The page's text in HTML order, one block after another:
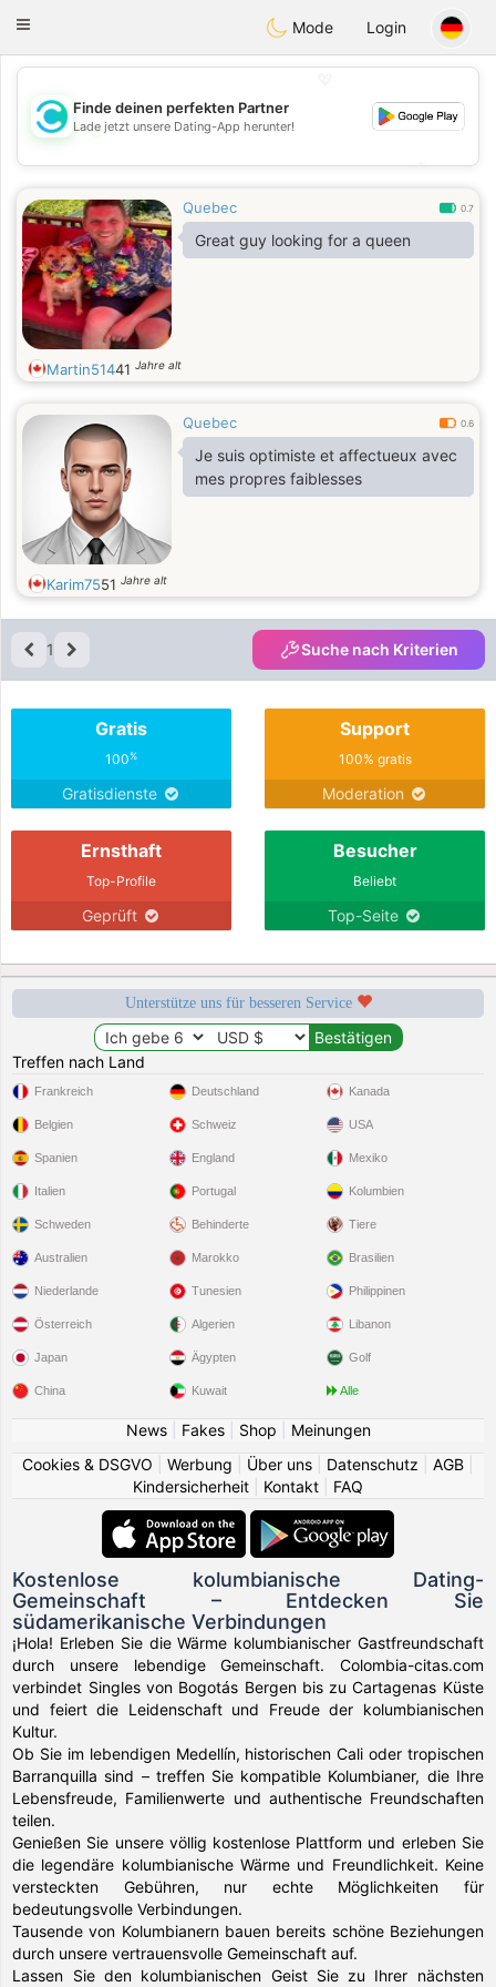
olombiaCitas
Toggle
Mode Login
💖
💕
Finde deinen perfekten Partner
Lade jetzt unsere Dating-App herunter!
Quebec 0.7
Great guy looking for a queen
Martin51441 Jahre alt
Quebec 0.6
Je suis optimiste et affectueux avec
mes propres faiblesses
Karim7551 Jahre alt
1 Suche nach Kriterien
Gratis
100%
Gratisdienste
Support
100% gratis
Moderation
Ernsthaft
Top-Profile
Geprüft
Besucher
Beliebt
Top-Seite
Unterstütze uns für besseren Service
Treffen nach Land
Frankreich
Belgien
Spanien
Italien
Schweden
Deutschland
Schweiz
England
Portugal
Behinderte
Kanada
USA
Mexiko
Kolumbien
Tiere
Australien
Niederlande
Österreich
Japan
China
Marokko
Tunesien
Algerien
Ägypten
Kuwait
Brasilien
Philippinen
Libanon
Golf
Alle
News| Fakes| Shop
Meinungen
Cookies & DSGVO
Werbung Über uns Datenschutz AGB
Kindersicherheit
Kontakt FAQ
Kostenlose kolumbianische Dating-
Gemeinschaft – Entdecken Sie
südamerikanische Verbindungen
¡Hola! Erleben Sie die Wärme kolumbianischer Gastfreundschaft
durch unsere lebendige Gemeinschaft. Colombia-citas.com
verbindet Singles von Bogotás Bergen bis zu Cartagenas Küste
und feiert die Leidenschaft und Freude der kolumbianischen
Kultur.
Ob Sie im lebendigen Medellín, historischen Cali oder tropischen
Barranquilla sind – treffen Sie kompatible Kolumbianer, die Ihre
Lebensfreude, Familienwerte und authentische Freundschaften
teilen.
Genießen Sie unsere völlig kostenlose Plattform und erleben Sie
die legendäre kolumbianische Wärme und Freundlichkeit. Keine
versteckten Gebühren, nur echte Möglichkeiten für
bedeutungsvolle Verbindungen.
Tausende von Kolumbianern bauen bereits schöne Beziehungen
durch unsere vertrauensvolle Gemeinschaft auf.
Lassen Sie den kolumbianischen Geist Sie zu Ihrer nächsten